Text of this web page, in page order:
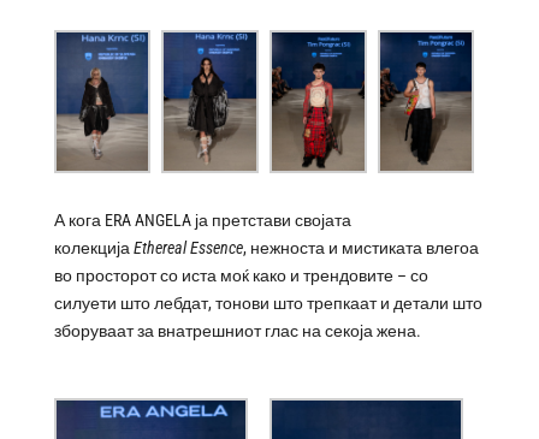
А кога ERA ANGELA ја претстави својата
колекција Ethereal Essence, нежноста и мистиката влегоа
во просторот со иста моќ како и трендовите – со
силуети што лебдат, тонови што трепкаат и детали што
зборуваат за внатрешниот глас на секоја жена.